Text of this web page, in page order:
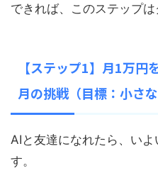
できれば、このステップは
【ステップ1】月1万円
月の挑戦（目標：小さ
AIと友達になれたら、い
す。